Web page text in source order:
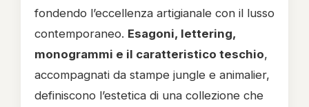
fondendo l’eccellenza artigianale con il lusso
contemporaneo. Esagoni, lettering,
monogrammi e il caratteristico teschio,
accompagnati da stampe jungle e animalier,
definiscono l’estetica di una collezione che